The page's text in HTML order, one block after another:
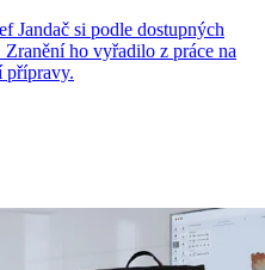
Jandač si podle dostupných
ho vyřadilo z práce na
přípravy.